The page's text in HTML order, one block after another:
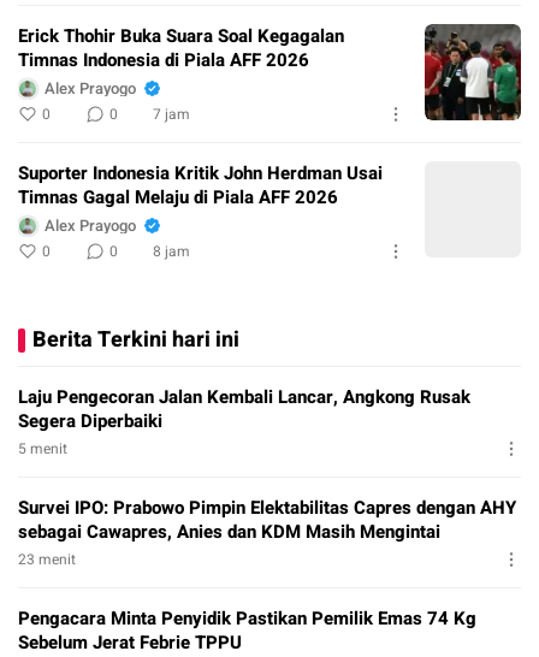
Erick Thohir Buka Suara Soal Kegagalan
Timnas Indonesia di Piala AFF 2026
Alex Prayogo
0 0 7 jam
Suporter Indonesia Kritik John Herdman Usai
Timnas Gagal Melaju di Piala AFF 2026
Alex Prayogo
0 0 8 jam
Berita Terkini hari ini
Laju Pengecoran Jalan Kembali Lancar, Angkong Rusak
Segera Diperbaiki
5 menit
Survei IPO: Prabowo Pimpin Elektabilitas Capres dengan AHY
sebagai Cawapres, Anies dan KDM Masih Mengintai
23 menit
Pengacara Minta Penyidik Pastikan Pemilik Emas 74 Kg
Sebelum Jerat Febrie TPPU